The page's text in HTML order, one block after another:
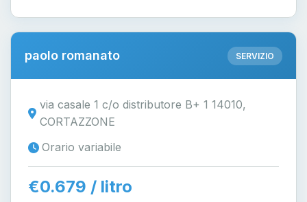
paolo romanato SERVIZIO
via casale 1 c/o distributore B+ 1 14010,
CORTAZZONE
Orario variabile
€0.679 / litro